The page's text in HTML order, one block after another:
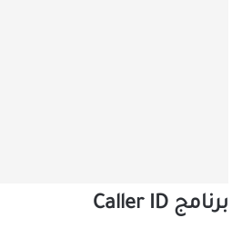
برنامج Caller ID